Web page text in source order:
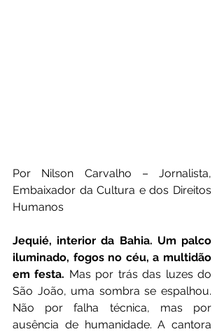
Por Nilson Carvalho – Jornalista,
Embaixador da Cultura e dos Direitos
Humanos
Jequié, interior da Bahia. Um palco
iluminado, fogos no céu, a multidão
em festa. Mas por trás das luzes do
São João, uma sombra se espalhou.
Não por falha técnica, mas por
ausência de humanidade. A cantora